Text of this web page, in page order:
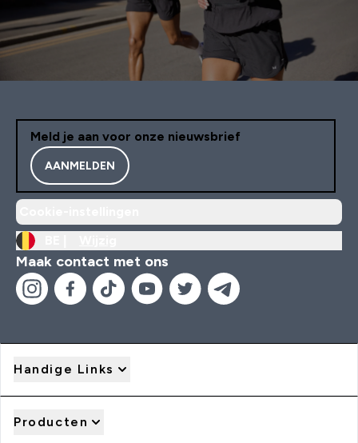
Meld je aan voor onze nieuwsbrief
AANMELDEN
Maak contact met ons
Handige Links
Producten